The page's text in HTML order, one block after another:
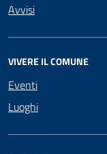
Avvisi
VIVERE IL COMUNE
Eventi
Luoghi